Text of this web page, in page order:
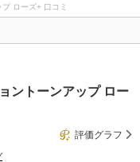
ローズ+ 口コミ
ントーンアップ ロー
評価グラフ